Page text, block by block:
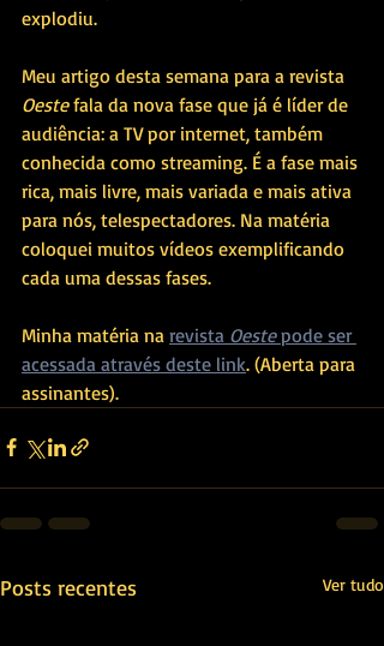
explodiu.
Meu artigo desta semana para a revista
Oeste fala da nova fase que já é líder de
audiência: a TV por internet, também
conhecida como streaming. É a fase mais
rica, mais livre, mais variada e mais ativa
para nós, telespectadores. Na matéria
coloquei muitos vídeos exemplificando
cada uma dessas fases.
Minha matéria na revista Oeste pode ser
acessada através deste link. (Aberta para
assinantes).
Posts recentes Ver tudo